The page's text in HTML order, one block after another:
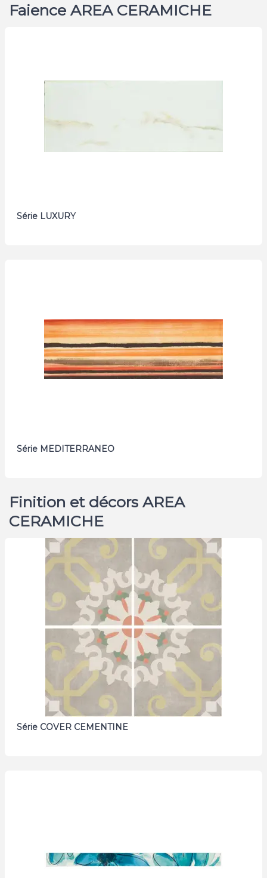
Faience AREA CERAMICHE
Série LUXURY
Série MEDITERRANEO
Finition et décors AREA
CERAMICHE
Série COVER CEMENTINE